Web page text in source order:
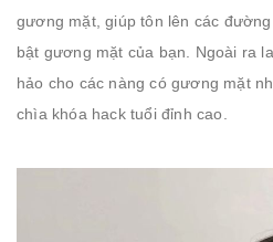
gương mặt, giúp tôn lên các
bật gương mặt của bạn. Ngoài ra
hảo cho các nàng có gương mặt
chìa khóa hack tuổi đỉnh cao.